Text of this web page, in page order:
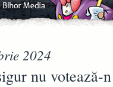
2024
nu votează-